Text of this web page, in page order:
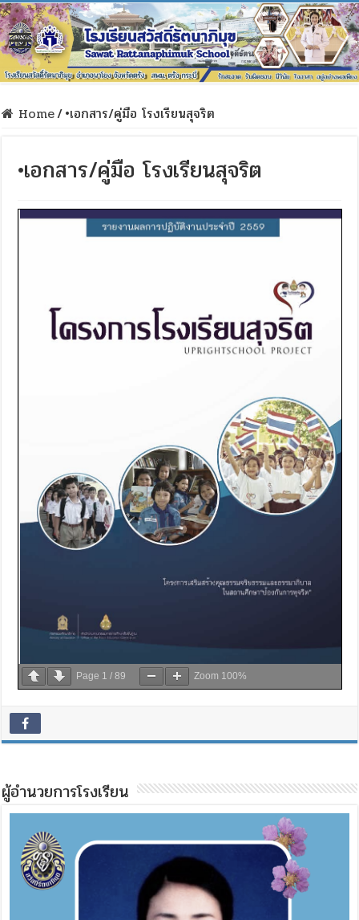
Home/•เอกสาร/คู่มือ โรงเรียนสุจริต
•เอกสาร/คู่มือ โรงเรียนสุจริต
Page 1 /89 Zoom 100%
ผู้อำนวยการโรงเรียน